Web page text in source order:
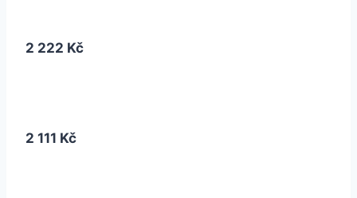
2 222 Kč
2 111 Kč